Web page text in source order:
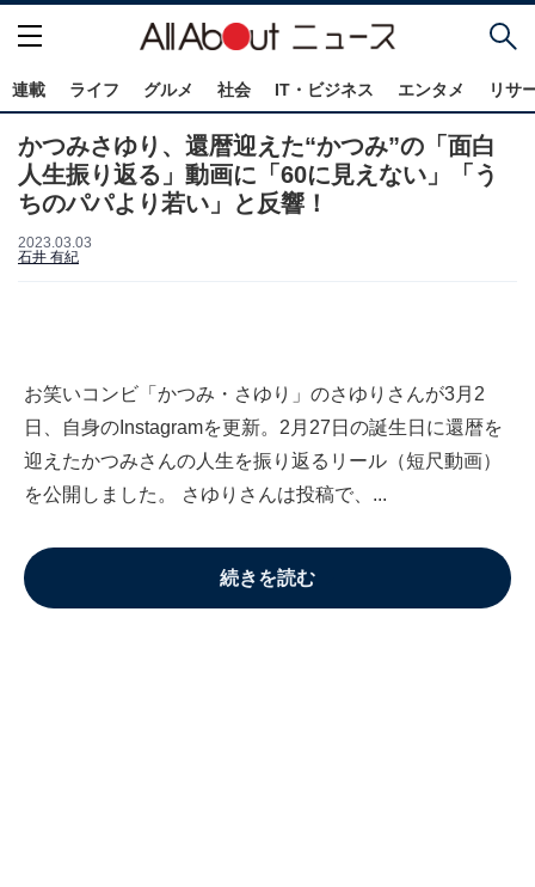
連載 ライフ グルメ 社会 IT・ビジネス エンタメ リサ
かつみさゆり、還暦迎えた“かつみ”の「面白
人生振り返る」動画に「60に見えない」「う
ちのパパより若い」と反響！
2023.03.03
石井 有紀
お笑いコンビ「かつみ・さゆり」のさゆりさんが3月2
日、自身のInstagramを更新。2月27日の誕生日に還暦を
迎えたかつみさんの人生を振り返るリール（短尺動画）
を公開しました。 さゆりさんは投稿で、...
続きを読む